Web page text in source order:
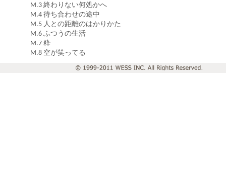
M.3 終わりない何処かへ
M.4 待ち合わせの途中
M.5 人との距離のはかりかた
M.6 ふつうの生活
M.7 粋
M.8 空が笑ってる